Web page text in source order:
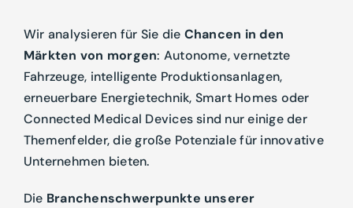
Wir analysieren für Sie die Chancen in den
Märkten von morgen: Autonome, vernetzte
Fahrzeuge, intelligente Produktionsanlagen,
erneuerbare Energietechnik, Smart Homes oder
Connected Medical Devices sind nur einige der
Themenfelder, die große Potenziale für innovative
Unternehmen bieten.
Die Branchenschwerpunkte unserer